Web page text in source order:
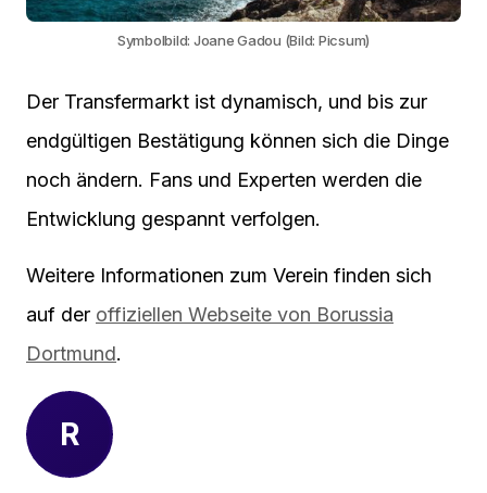
Symbolbild: Joane Gadou (Bild: Picsum)
Der Transfermarkt ist dynamisch, und bis zur
endgültigen Bestätigung können sich die Dinge
noch ändern. Fans und Experten werden die
Entwicklung gespannt verfolgen.
Weitere Informationen zum Verein finden sich
auf der offiziellen Webseite von Borussia
Dortmund.
R